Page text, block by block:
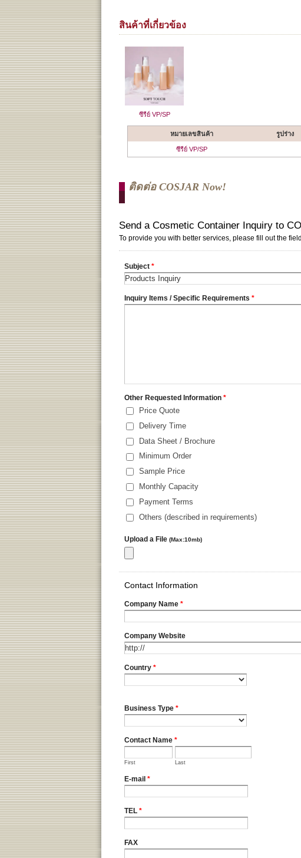
สินค้าที่เกี่ยวข้อง
ซีรีย์ VP/SP
หมายเลขสินค้า รูปร่าง
ซีรีย์ VP/SP
ติดต่อ COSJAR Now!